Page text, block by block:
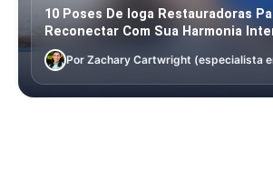
10 Poses De Ioga Restauradoras
Reconectar Com Sua Harmonia
Por Zachary Cartwright (especialista